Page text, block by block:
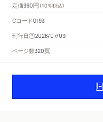
定価990円 （10％税込）
Cコード0193
刊行日 2026/07/09
ページ数320頁